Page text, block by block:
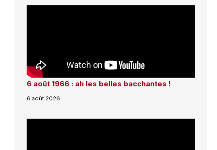
6 août 1966 : ah les belles bacchantes !
6 août 2026